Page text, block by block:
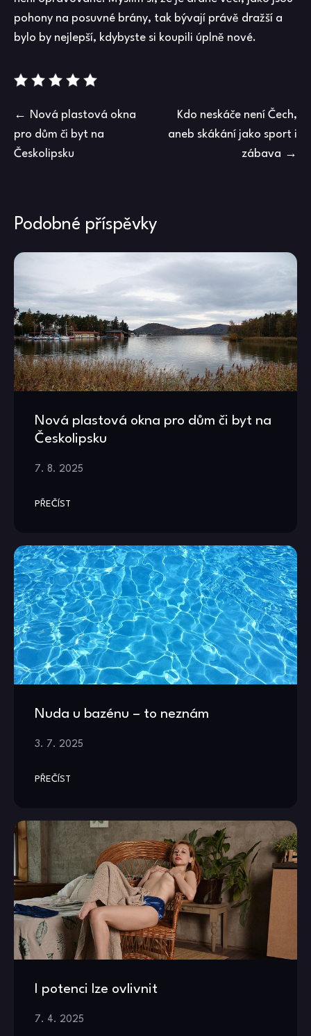
pohony na posuvné brány, tak bývají právě dražší a
bylo by nejlepší, kdybyste si koupili úplně nové.
Navigace
pro
příspěvek
Nová plastová okna
pro dům či byt na
Českolipsku
Kdo neskáče není Čech,
aneb skákání jako sport i
zábava
Podobné příspěvky
Nová plastová okna pro dům či byt na
Českolipsku
7. 8. 2025
PŘEČÍST
Nuda u bazénu – to neznám
3. 7. 2025
PŘEČÍST
I potenci lze ovlivnit
7. 4. 2025